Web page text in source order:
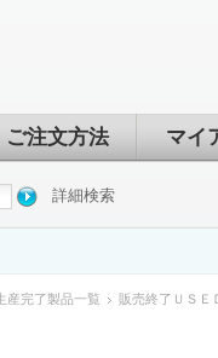
ご注文方法 マイ
詳細検索
産完了製品一覧 販売終了ＵＳＥ